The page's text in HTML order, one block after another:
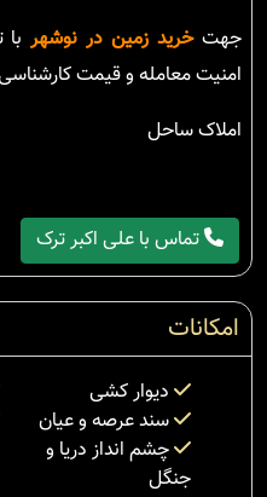
جهتخرید زمین در نوشهربا
امنیت معامله و قیمت
املاک ساحل
تماس با علی اکبر ترک
امکانات
دیوار کشی
سند عرصه و عیان
چشم انداز دریا و
جنگل